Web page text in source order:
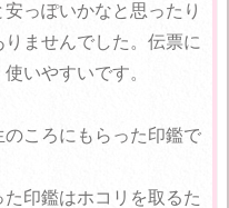
っぽいかなと思ったり
ませんでした。伝票に
いやすいです。
ころにもらった印鑑で
印鑑はホコリを取るた